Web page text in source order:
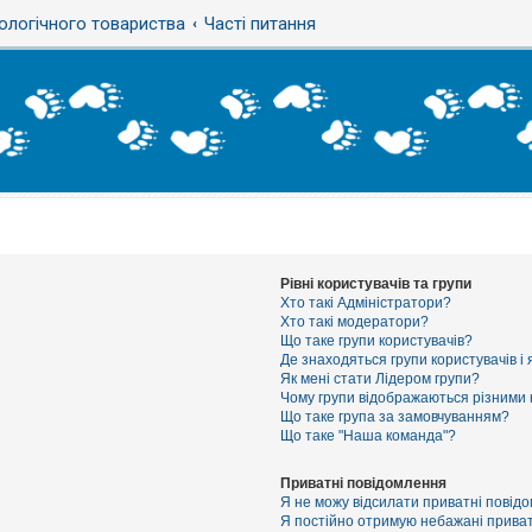
товариства Часті питання
Рівні користувачів та групи
Хто такі Адміністратори?
Хто такі модератори?
Що таке групи користувачів?
Де знаходяться групи користувачів
Як мені стати Лідером групи?
Чому групи відображаються
Що таке група за замовчуванням?
Що таке "Наша команда"?
Приватні повідомлення
Я не можу відсилати приватні
Я постійно отримую небажані